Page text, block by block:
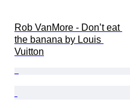
Rob VanMore - Don’t eat
the banana by Louis
Vuitton